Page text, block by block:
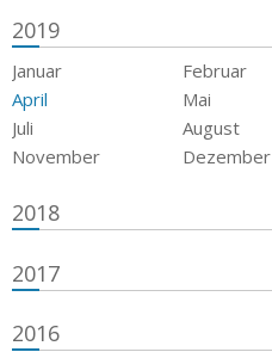
2019
Januar Februar
April
Mai
Juli
August
November
Dezember
2018
2017
2016